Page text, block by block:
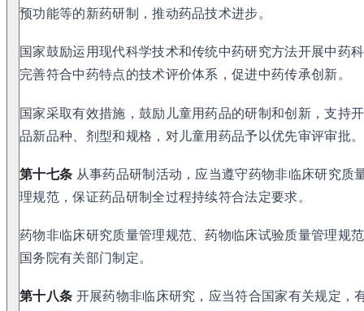
预功能等的新药研制，推动药品技术进步。
国家鼓励运用现代科学技术和传统中药研究方法开展中药
完善符合中药特点的技术评价体系，促进中药传承创新。
国家采取有效措施，鼓励儿童用药品的研制和创新，支持
品新品种、剂型和规格，对儿童用药品予以优先审评审批。
第十七条 从事药品研制活动，应当遵守药物非临床研究质
理规范，保证药品研制全过程持续符合法定要求。
药物非临床研究质量管理规范、药物临床试验质量管理规
国务院有关部门制定。
第十八条 开展药物非临床研究，应当符合国家有关规定，